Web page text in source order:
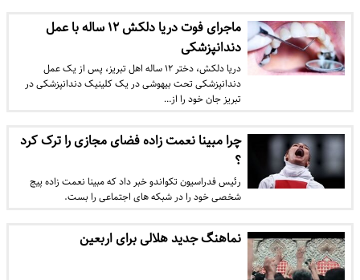
ماجرای فوت دریا دلکش ۱۲ ساله با عمل
دندانپزشکی
دریا دلکش، دختر ۱۲ ساله اهل تبریز، پس از یک عمل
دندانپزشکی تحت بیهوشی در یک کلینیک دندانپزشکی در
تبریز جان خود را از…
چرا مبینا نعمت زاده فضای مجازی را ترک کرد
؟
رئیس فدراسیون تکواندو خبر داد که مبینا نعمت زاده پیج
شخصی خود را در شبکه های اجتماعی را بست.
نماهنگ جدید هلالی برای اربعین